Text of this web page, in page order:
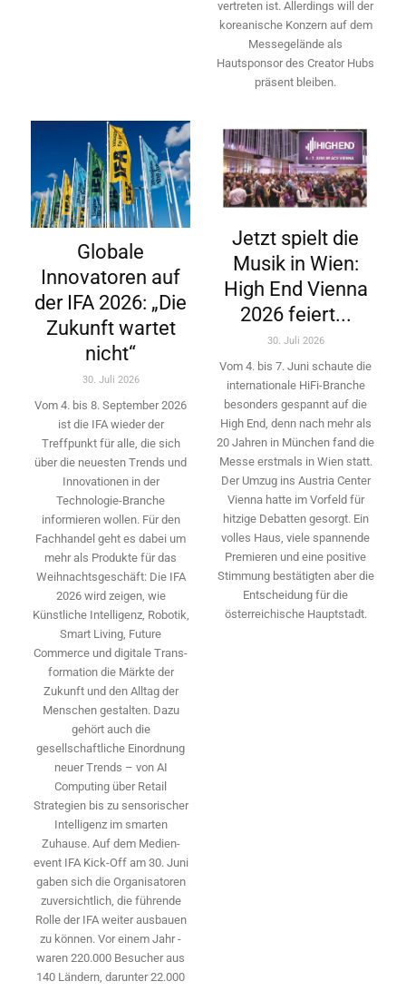
vertreten ist. Allerdings will ­der
koreanische Konzern auf dem
Messegelände als
Hautsponsor des Creator Hubs
präsent bleiben.
Globale
Innovatoren auf
der IFA 2026: „Die
Zukunft wartet
nicht“
30. Juli 2026
Vom 4. bis 8. September 2026
ist die IFA wieder der
Treffpunkt für alle, die sich
über die neuesten Trends und
Innovationen in der
Technologie-­Branche
informieren wollen. Für den
Fachhandel geht es dabei um
mehr als Produkte für das
Weihnachtsgeschäft: Die IFA
2026 wird ­zeigen, wie
Künstliche Intelligenz, Robotik,
Smart Living, Future
Commerce und digitale Trans­
formation die Märkte der
Zukunft und den Alltag der
Menschen gestalten. Dazu
gehört auch die
gesellschaftliche Einordnung
neuer Trends – von AI
Computing über Retail
Strategien bis zu sensorischer
Intelligenz im smarten
Zuhause. Auf dem Medien­
event IFA Kick-Off am 30. Juni
gaben sich die Organisatoren
zuversichtlich, die führende
Rolle der IFA weiter ausbauen
zu können. Vor einem Jahr ­
waren 220.000 Besucher aus
140 ­Ländern, ­darunter 22.000
Jetzt spielt die
Musik in Wien:
High End Vienna
2026 feiert...
30. Juli 2026
Vom 4. bis 7. Juni schaute die
internationale HiFi-Branche
besonders gespannt auf die
High End, denn nach mehr als
20 Jahren in München fand die
Messe erstmals in Wien statt.
Der Umzug ins Austria Center
Vienna hatte im Vorfeld für
hitzige Debatten gesorgt. Ein
volles Haus, viele spannende
Premieren und eine positive
Stimmung bestätigten aber die
Entscheidung für die
österreichische Hauptstadt.